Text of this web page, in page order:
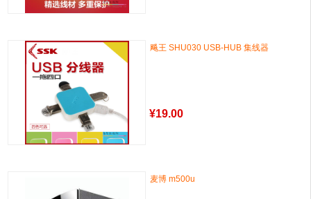
飚王 SHU030 USB-HUB 集线器
¥19.00
麦博 m500u